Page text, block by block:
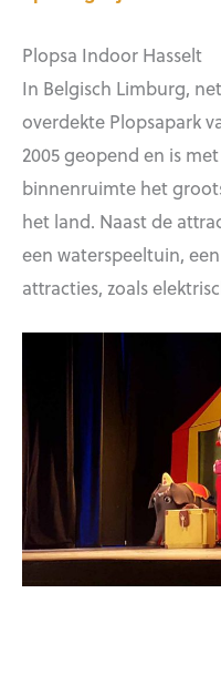
Plopsa Indoor Hasselt
In Belgisch Limburg,
overdekte Plopsapark
2005 geopend en is
binnenruimte het
het land. Naast de
een waterspeeltuin,
attracties, zoals